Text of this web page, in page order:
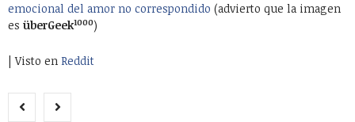
emocional del amor no correspondido (advierto que la imagen
es überGeek1000)
| Visto en Reddit